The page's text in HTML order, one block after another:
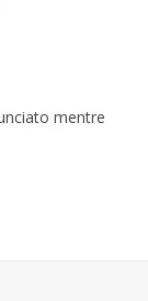
mentre